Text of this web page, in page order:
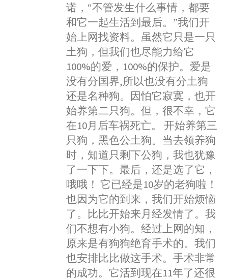
诺，“不管发生什么事情，都要
和它一起生活到最后。”我们开
始上网找资料。虽然它只是一只
土狗，但我们也尽能力给它
100%的爱，100%的保护。爱是
没有分国界,所以也没有分土狗
还是名种狗。因怕它寂寞，也开
始养第二只狗。但，很不幸，它
在10月后车祸死亡。 开始养第三
只狗，黑色公土狗。当去领养狗
时，知道只剩下公狗，我也犹豫
了一下下。最后，还是选了它，
哦哦！ 它已经是10岁的老狗啦！
也因为它的到来，我们开始烦恼
了。比比开始来月经发情了。我
们不想有小狗。经过上网的知，
原来是有狗狗绝育手术的。我们
也安排比比做这手术。手术非常
的成功。它活到现在11年了还很